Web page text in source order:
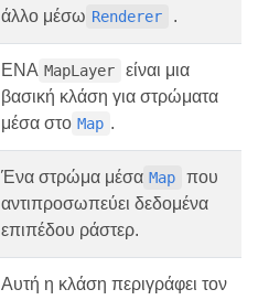
άλλο μέσω Renderer .
ΕΝΑ MapLayer
είναι μια
βασική κλάση για στρώματα
μέσα στο Map .
Ένα στρώμα μέσα Map
που
αντιπροσωπεύει δεδομένα
επιπέδου ράστερ.
Αυτή η κλάση περιγράφει τον